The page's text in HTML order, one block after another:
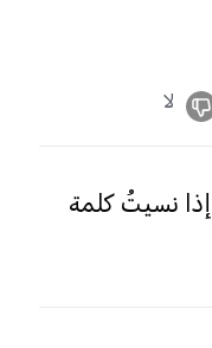
لا
نسيتُ كلمة